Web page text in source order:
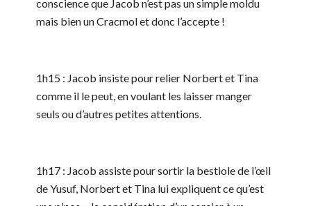
conscience que Jacob n’est pas un simple moldu
mais bien un Cracmol et donc l’accepte !
1h15 : Jacob insiste pour relier Norbert et Tina
comme il le peut, en voulant les laisser manger
seuls ou d’autres petites attentions.
1h17 : Jacob assiste pour sortir la bestiole de l’œil
de Yusuf, Norbert et Tina lui expliquent ce qu’est